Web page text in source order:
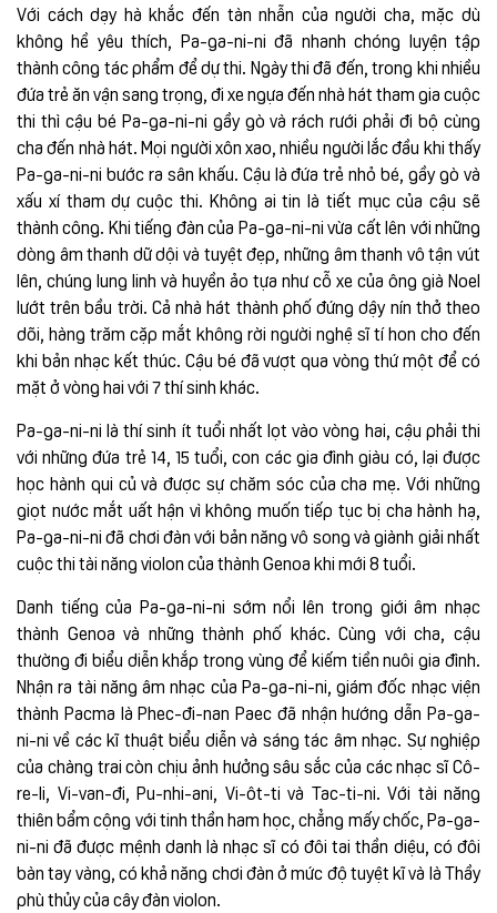
Với cách dạy hà khắc đến tàn nhẫn của người cha, mặc dù
không hề yêu thích, Pa-ga-ni-ni đã nhanh chóng luyện tập
thành công tác phẩm để dự thi. Ngày thi đã đến, trong khi nhiều
đứa trẻ ăn vận sang trọng, đi xe ngựa đến nhà hát tham gia cuộc
thi thì cậu bé Pa-ga-ni-ni gầy gò và rách rưới phải đi bộ cùng
cha đến nhà hát. Mọi người xôn xao, nhiều người lắc đầu khi thấy
Pa-ga-ni-ni bước ra sân khấu. Cậu là đứa trẻ nhỏ bé, gầy gò và
xấu xí tham dự cuộc thi. Không ai tin là tiết mục của cậu sẽ
thành công. Khi tiếng đàn của Pa-ga-ni-ni vừa cất lên với những
dòng âm thanh dữ dội và tuyệt đẹp, những âm thanh vô tận vút
lên, chúng lung linh và huyền ảo tựa như cỗ xe của ông già Noel
lướt trên bầu trời. Cả nhà hát thành phố đứng dậy nín thở theo
dõi, hàng trăm cặp mắt không rời người nghệ sĩ tí hon cho đến
khi bản nhạc kết thúc. Cậu bé đã vượt qua vòng thứ một để có
mặt ở vòng hai với 7 thí sinh khác.
Pa-ga-ni-ni là thí sinh ít tuổi nhất lọt vào vòng hai, cậu phải thi
với những đứa trẻ 14, 15 tuổi, con các gia đình giàu có, lại được
học hành qui củ và được sự chăm sóc của cha mẹ. Với những
giọt nước mắt uất hận vì không muốn tiếp tục bị cha hành hạ,
Pa-ga-ni-ni đã chơi đàn với bản năng vô song và giành giải nhất
cuộc thi tài năng violon của thành Genoa khi mới 8 tuổi.
Danh tiếng của Pa-ga-ni-ni sớm nổi lên trong giới âm nhạc
thành Genoa và những thành phố khác. Cùng với cha, cậu
thường đi biểu diễn khắp trong vùng để kiếm tiền nuôi gia đình.
Nhận ra tài năng âm nhạc của Pa-ga-ni-ni, giám đốc nhạc viện
thành Pacma là Phec-đi-nan Paec đã nhận hướng dẫn Pa-ga-
ni-ni về các kĩ thuật biểu diễn và sáng tác âm nhạc. Sự nghiệp
của chàng trai còn chịu ảnh hưởng sâu sắc của các nhạc sĩ Cô-
re-li, Vi-van-đi, Pu-nhi-ani, Vi-ôt-ti và Tac-ti-ni. Với tài năng
thiên bẩm cộng với tinh thần ham học, chẳng mấy chốc, Pa-ga-
ni-ni đã được mệnh danh là nhạc sĩ có đôi tai thần diệu, có đôi
bàn tay vàng, có khả năng chơi đàn ở mức độ tuyệt kĩ và là Thầy
phù thủy của cây đàn violon.